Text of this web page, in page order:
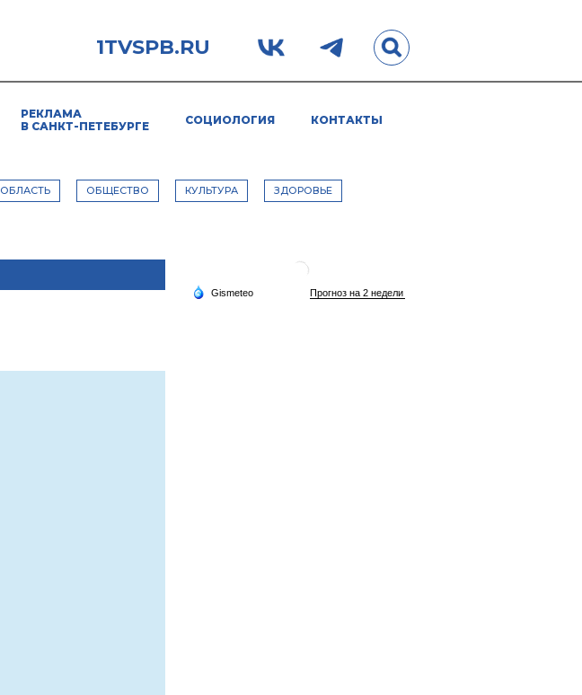
1TVSPB.RU
РЕКЛАМА
В САНКТ-ПЕТЕБУРГЕ
СОЦИОЛОГИЯ КОНТАКТЫ
ОБЛАСТЬ ОБЩЕСТВО КУЛЬТУРА ЗДОРОВЬЕ